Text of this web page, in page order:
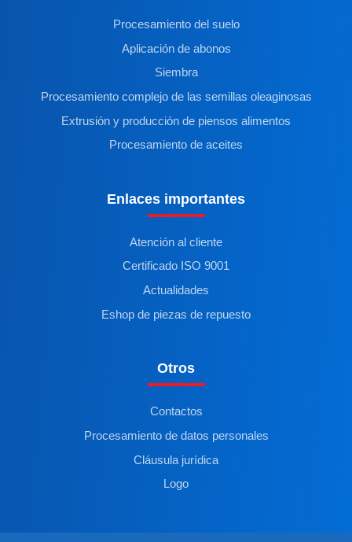
Procesamiento del suelo
Aplicación de abonos
Siembra
Procesamiento complejo de las semillas oleaginosas
Extrusión y producción de piensos alimentos
Procesamiento de aceites
Enlaces importantes
Atención al cliente
Certificado ISO 9001
Actualidades
Eshop de piezas de repuesto
Otros
Contactos
Procesamiento de datos personales
Cláusula jurídica
Logo